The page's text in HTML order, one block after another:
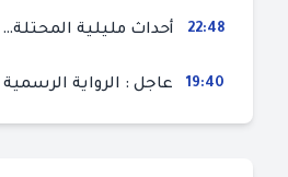
22:48
19:40